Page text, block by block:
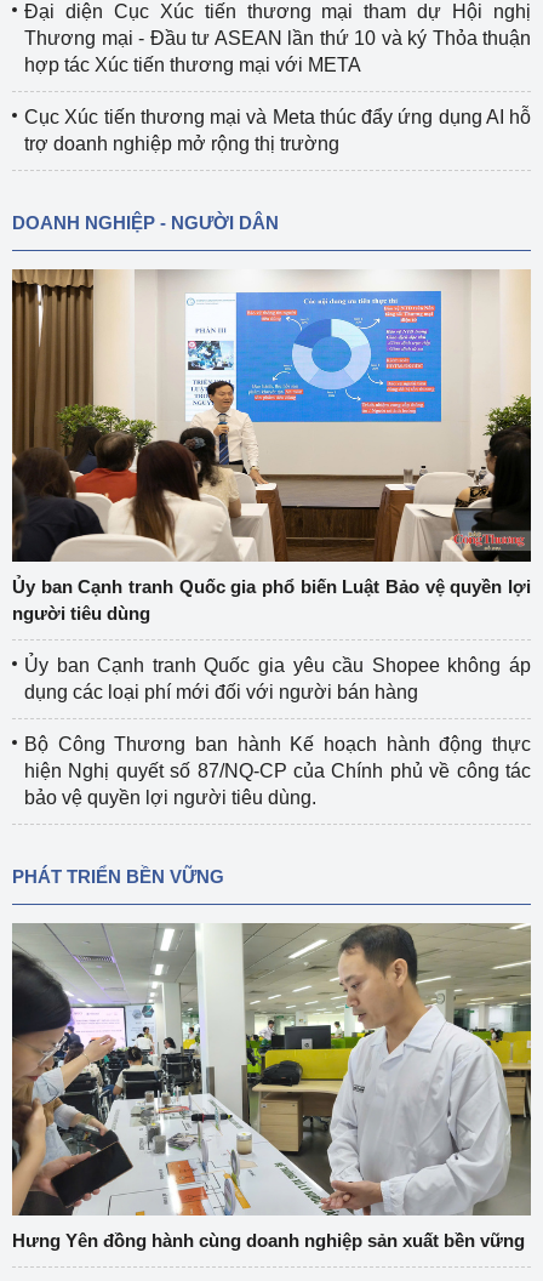
Đại diện Cục Xúc tiến thương mại tham dự Hội nghị
Thương mại - Đầu tư ASEAN lần thứ 10 và ký Thỏa thuận
hợp tác Xúc tiến thương mại với META
Cục Xúc tiến thương mại và Meta thúc đẩy ứng dụng AI hỗ
trợ doanh nghiệp mở rộng thị trường
DOANH NGHIỆP - NGƯỜI DÂN
Ủy ban Cạnh tranh Quốc gia phổ biến Luật Bảo vệ quyền lợi
người tiêu dùng
Ủy ban Cạnh tranh Quốc gia yêu cầu Shopee không áp
dụng các loại phí mới đối với người bán hàng
Bộ Công Thương ban hành Kế hoạch hành động thực
hiện Nghị quyết số 87/NQ-CP của Chính phủ về công tác
bảo vệ quyền lợi người tiêu dùng.
PHÁT TRIỂN BỀN VỮNG
Hưng Yên đồng hành cùng doanh nghiệp sản xuất bền vững